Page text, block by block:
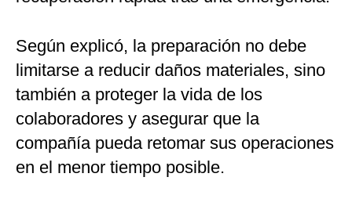
Según explicó, la preparación no debe
limitarse a reducir daños materiales, sino
también a proteger la vida de los
colaboradores y asegurar que la
compañía pueda retomar sus operaciones
en el menor tiempo posible.